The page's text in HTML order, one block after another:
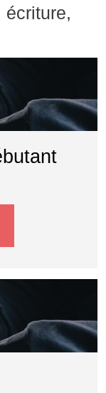
écriture,
- débutant